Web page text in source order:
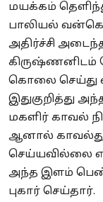
மயக்கம்
பாலியல்
அதிர்ச்சி
கிருஷ்ணனிடம்
கொலை செய்து
இதுகுறித்து
மகளிர் காவல்
ஆனால்
செய்யவில்லை
அந்த இளம்
புகார் செய்தார்.